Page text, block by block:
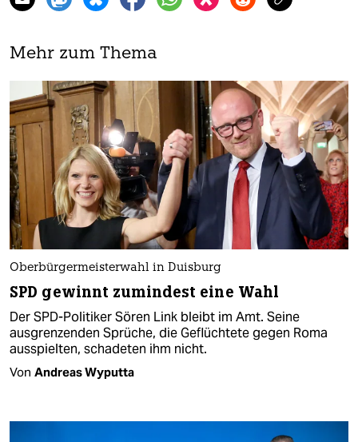
Mehr zum Thema
Oberbürgermeisterwahl in Duisburg
SPD gewinnt zumindest eine Wahl
Der SPD-Politiker Sören Link bleibt im Amt. Seine
ausgrenzenden Sprüche, die Geflüchtete gegen Roma
ausspielten, schadeten ihm nicht.
Von Andreas Wyputta